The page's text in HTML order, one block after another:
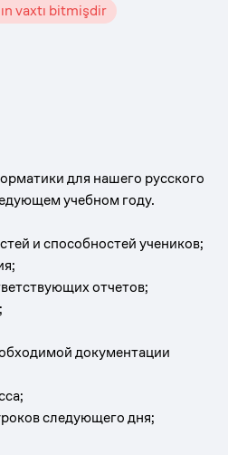
vaxtı bitmişdir
для нашего русского
учебном году.
и способностей учеников;
отчетов;
документации
следующего дня;